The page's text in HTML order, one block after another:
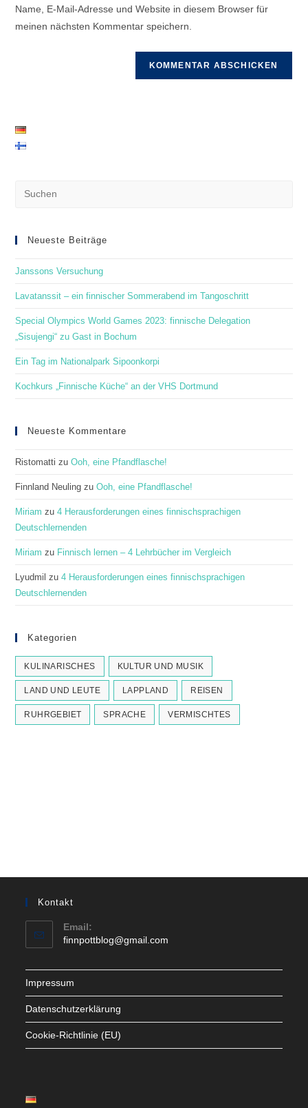
Kommentieren
ein
Name, E-Mail-Adresse und Website in diesem Browser für
meinen nächsten Kommentar speichern.
Neueste Beiträge
Janssons Versuchung
Lavatanssit – ein finnischer Sommerabend im Tangoschritt
Special Olympics World Games 2023: finnische Delegation
„Sisujengi“ zu Gast in Bochum
Ein Tag im Nationalpark Sipoonkorpi
Kochkurs „Finnische Küche“ an der VHS Dortmund
Neueste Kommentare
Ristomatti zuOoh, eine Pfandflasche!
Finnland Neuling zuOoh, eine Pfandflasche!
Miriam zu4 Herausforderungen eines finnischsprachigen
Deutschlernenden
Miriam zu Finnisch lernen – 4 Lehrbücher im Vergleich
Lyudmil zu4 Herausforderungen eines finnischsprachigen
Deutschlernenden
Kategorien
KULINARISCHES KULTUR UND MUSIK
LAND UND LEUTE LAPPLAND REISEN
RUHRGEBIET SPRACHE VERMISCHTES
Kontakt
Email:
finnpottblog@gmail.com
Impressum
Datenschutzerklärung
Cookie-Richtlinie (EU)